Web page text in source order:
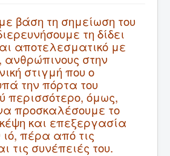
βάση τη σημείωση του
τη δίδει
αποτελεσματικό με
ανθρώπινους στην
στιγμή που ο
την πόρτα του
περισσότερο, όμως,
προσκαλέσουμε το
και επεξεργασία
πέρα από τις
τις συνέπειές του.